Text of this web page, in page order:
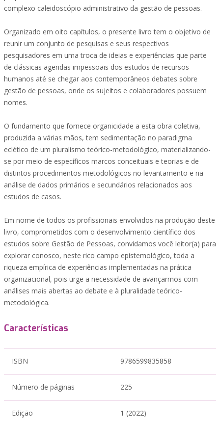
complexo caleidoscópio administrativo da gestão de pessoas.
Organizado em oito capítulos, o presente livro tem o objetivo de
reunir um conjunto de pesquisas e seus respectivos
pesquisadores em uma troca de ideias e experiências que parte
de clássicas agendas impessoais dos estudos de recursos
humanos até se chegar aos contemporâneos debates sobre
gestão de pessoas, onde os sujeitos e colaboradores possuem
nomes.
O fundamento que fornece organicidade a esta obra coletiva,
produzida a várias mãos, tem sedimentação no paradigma
eclético de um pluralismo teórico-metodológico, materializando-
se por meio de específicos marcos conceituais e teorias e de
distintos procedimentos metodológicos no levantamento e na
análise de dados primários e secundários relacionados aos
estudos de casos.
Em nome de todos os profissionais envolvidos na produção deste
livro, comprometidos com o desenvolvimento científico dos
estudos sobre Gestão de Pessoas, convidamos você leitor(a) para
explorar conosco, neste rico campo epistemológico, toda a
riqueza empírica de experiências implementadas na prática
organizacional, pois urge a necessidade de avançarmos com
análises mais abertas ao debate e à pluralidade teórico-
metodológica.
Características
ISBN 9786599835858
Número de páginas 225
Edição 1 (2022)